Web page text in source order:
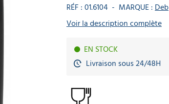
RÉF :01.6104 - MARQUE :Deb
Voir la description complète
EN STOCK
Livraison sous 24/48H